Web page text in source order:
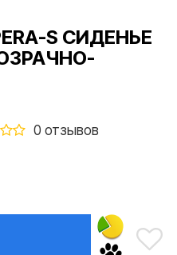
S СИДЕНЬЕ
0 отзывов